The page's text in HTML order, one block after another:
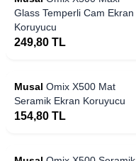
Glass Temperli Cam Ekran
Koruyucu
249,80 TL
Musal Omix X500 Mat
Seramik Ekran Koruyucu
154,80 TL